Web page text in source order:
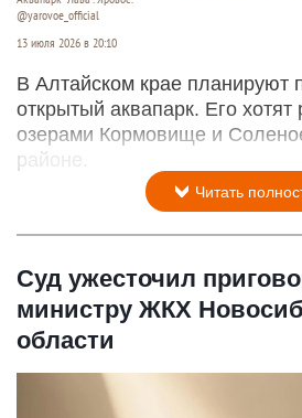
@yarovoe_official
13 июля 2026 в 20:10
В Алтайском крае планируют
открытый аквапарк. Его
озерами Кормовище и
районе.
Читать
Суд ужесточил
министру ЖКХ
области